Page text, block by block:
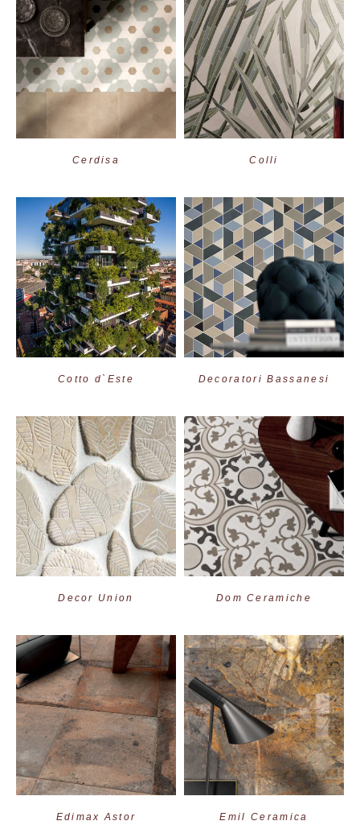
Cerdisa Colli
Cotto d`Este Decoratori Bassanesi
Decor Union Dom Ceramiche
Edimax Astor Emil Ceramica